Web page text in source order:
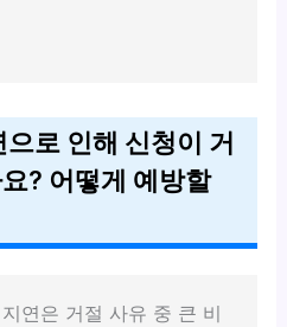
로 인해 신청이 거
? 어떻게 예방할
연은 거절 사유 중 큰 비